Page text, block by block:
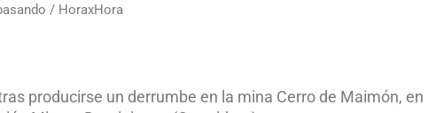
/ HoraxHora
producirse un derrumbe en la mina Cerro de Maimón, en